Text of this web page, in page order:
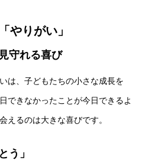
やりがい」
守れる喜び
は、子どもたちの小さな成長を
できなかったことが今日できるよ
えるのは大きな喜びです。
う」